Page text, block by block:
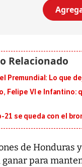
Premundial: Lo que
Felipe VI e Infantino:
21 se queda con el
de Honduras
ganar para